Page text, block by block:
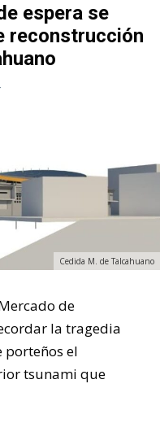
espera se
reconstrucción
Cedida M. de Talcahuano
de
la tragedia
porteños el
tsunami que